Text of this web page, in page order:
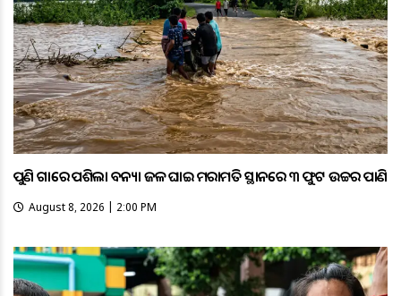
ପୁଣି ଗାଁରେ ପଶିଲା ବନ୍ୟା ଜଳ ଘାଇ ମରାମତି ସ୍ଥାନରେ ୩ ଫୁଟ ଉଚ୍ଚର ପାଣି
August 8, 2026 | 2:00 PM